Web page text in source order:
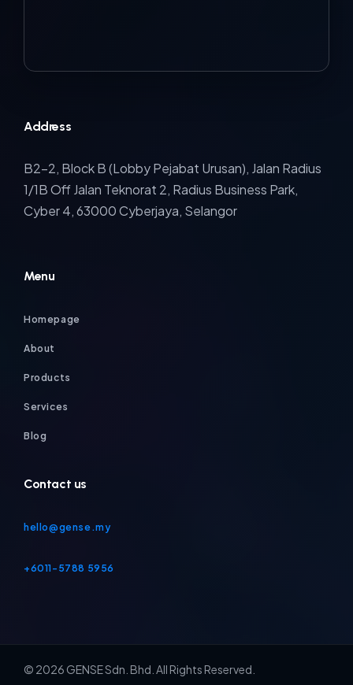
Address
B2-2, Block B (Lobby Pejabat Urusan), Jalan Radius
1/1B Off Jalan Teknorat 2, Radius Business Park,
Cyber 4, 63000 Cyberjaya, Selangor
Menu
Homepage
About
Products
Services
Blog
Contact us
hello@gense.my
+6011-5788 5956
© 2026 GENSE Sdn. Bhd. All Rights Reserved.